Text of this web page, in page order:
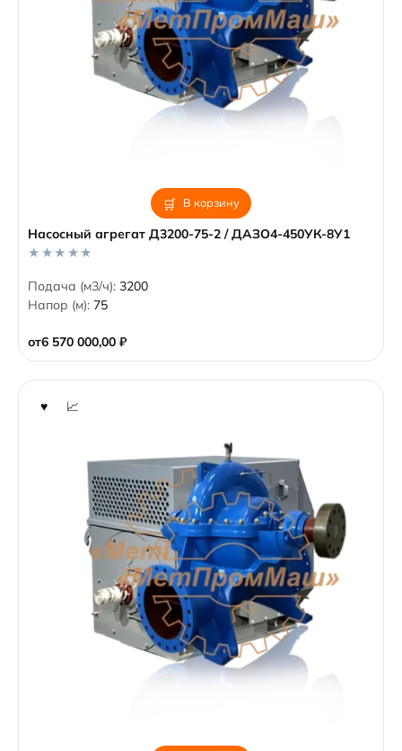
В корзину
Насосный агрегат Д3200-75-2 / ДАЗО4-450УК-8У1
от6 570 000,00 ₽
0
o
u
f
5
Подача (м3/ч): 3200
Напор (м): 75